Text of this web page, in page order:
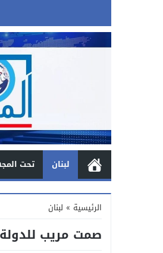
لبنان تحت
الرئيسية » لبنان
صمت مريب للدولة